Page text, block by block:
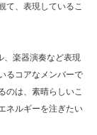
て、表現しているこ
、楽器演奏など表現
るコアなメンバーで
のは、素晴らしいこ
ネルギーを注ぎたい